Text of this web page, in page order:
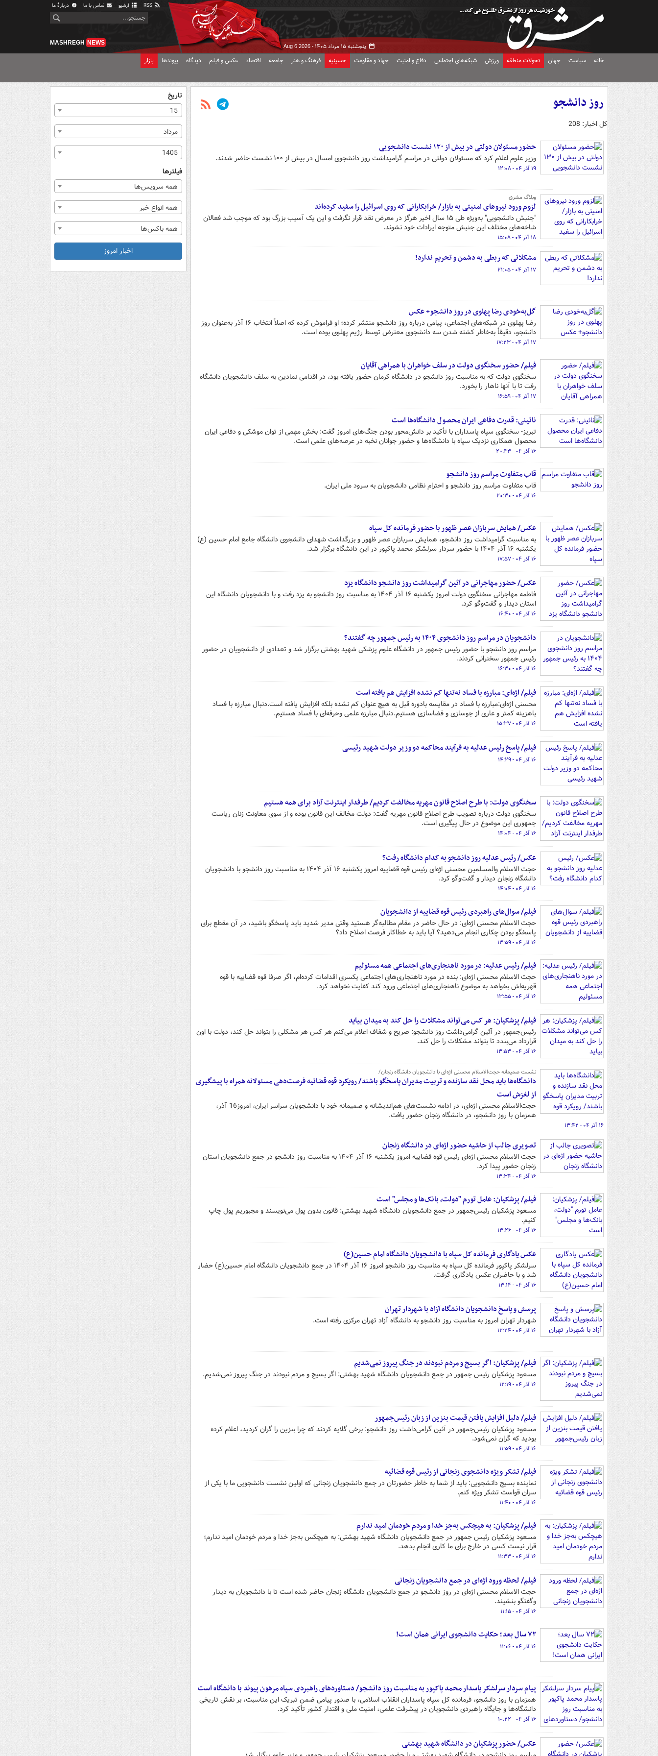
آرشیو تماس با ما دربارهٔ ما
پنجشنبه ۱۵ مرداد ۱۴۰۵ - Aug 6 2026
MASHREGH NEWS
خانه سیاست جهان تحولات منطقه ورزش شبکه‌های اجتماعی دفاع و امنیت جهاد و مقاومت حسینیه فرهنگ و هنر جامعه اقتصاد عکس و فیلم دیدگاه پیوندها بازار
روز دانشجو
کل اخبار: 208
حضور مسئولان دولتی در بیش از ۱۳۰ نشست دانشجویی
وزیر علوم اعلام کرد که مسئولان دولتی در مراسم گرامیداشت روز دانشجوی امسال در بیش از ۱۰۰ نشست حاضر شدند.
۱۹ آذر ۰۴ - ۱۲:۰۸
وبلاگ مشرق
لزوم ورود نیروهای امنیتی به بازار/ خرابکارانی که روی اسرائیل را سفید کرده‌اند
"جنبش دانشجویی" به‌ویژه طی ۱۵ سال اخیر هرگز در معرض نقد قرار نگرفت و این یک آسیب بزرگ بود که موجب شد فعالان
شاخه‌های مختلف این جنبش متوجه ایرادات خود نشوند.
۱۸ آذر ۰۴ - ۱۵:۰۸
مشکلاتی که ربطی به دشمن و تحریم ندارد!
۱۷ آذر ۰۴ - ۲۱:۰۵
گل‌به‌خودی رضا پهلوی در روز دانشجو+ عکس
رضا پهلوی در شبکه‌های اجتماعی، پیامی درباره روز دانشجو منتشر کرده؛ او فراموش کرده که اصلاً انتخاب ۱۶ آذر به‌عنوان روز
دانشجو، دقیقاً به‌خاطر کشته شدن سه دانشجوی معترض توسط رژیم پهلوی بوده است.
۱۷ آذر ۰۴ - ۱۷:۲۳
فیلم/ حضور سخنگوی دولت در سلف خواهران با همراهی آقایان
سخنگوی دولت که به مناسبت روز دانشجو در دانشگاه کرمان حضور یافته بود، در اقدامی نمادین به سلف دانشجویان دانشگاه
رفت تا با آنها ناهار را بخورد.
۱۷ آذر ۰۴ - ۱۶:۵۹
نائینی: قدرت دفاعی ایران محصول دانشگاه‌ها است
تبریز- سخنگوی سپاه پاسداران با تأکید بر دانش‌محور بودن جنگ‌های امروز گفت: بخش مهمی از توان موشکی و دفاعی ایران
محصول همکاری نزدیک سپاه با دانشگاه‌ها و حضور جوانان نخبه در عرصه‌های علمی است.
۱۶ آذر ۰۴ - ۲۰:۴۳
قاب متفاوت مراسم روز دانشجو
قاب متفاوت مراسم روز دانشجو و احترام نظامی دانشجویان به سرود ملی ایران.
۱۶ آذر ۰۴ - ۲۰:۳۰
عکس/ همایش سربازان عصر ظهور با حضور فرمانده کل سپاه
به مناسبت گرامیداشت روز دانشجو، همایش سربازان عصر ظهور و بزرگداشت شهدای دانشجوی دانشگاه جامع امام حسین (ع)
یکشنبه ۱۶ آذر ۱۴۰۴ با حضور سردار سرلشکر محمد پاکپور در این دانشگاه برگزار شد.
۱۶ آذر ۰۴ - ۱۷:۵۷
عکس/ حضور مهاجرانی در آئین گرامیداشت روز دانشجو دانشگاه یزد
فاطمه مهاجرانی سخنگوی دولت امروز یکشنبه ۱۶ آذر ۱۴۰۴ به مناسبت روز دانشجو به یزد رفت و با دانشجویان دانشگاه این
استان دیدار و گفت‌وگو کرد.
۱۶ آذر ۰۴ - ۱۶:۴۰
دانشجویان در مراسم روز دانشجوی ۱۴۰۴ به رئیس جمهور چه گفتند؟
مراسم روز دانشجو با حضور رئیس جمهور در دانشگاه علوم پزشکی شهید بهشتی برگزار شد و تعدادی از دانشجویان در حضور
رئیس جمهور سخنرانی کردند.
۱۶ آذر ۰۴ - ۱۶:۳۰
فیلم/ اژه‌ای: مبارزه با فساد نه‌تنها کم نشده افزایش هم یافته است
محسنی اژه‌ای:مبارزه با فساد در مقایسه بادوره قبل به هیچ عنوان کم نشده بلکه افزایش یافته است.دنبال مبارزه با فساد
باهزینه کمتر و عاری از جوسازی و فضاسازی هستیم.دنبال مبارزه علمی وحرفه‌ای با فساد هستیم.
۱۶ آذر ۰۴ - ۱۵:۳۷
فیلم/ پاسخ رئیس عدلیه به فرآیند محاکمه دو وزیر دولت شهید رئیسی
۱۶ آذر ۰۴ - ۱۴:۲۹
سخنگوی دولت: با طرح اصلاح قانون مهریه‌ مخالفت کردیم/‌ طرفدار اینترنت آزاد برای همه هستیم
سخنگوی دولت درباره تصویب طرح اصلاح قانون مهریه گفت: دولت مخالف این قانون بوده و از سوی معاونت زنان ریاست
جمهوری این موضوع در حال پیگیری است.
۱۶ آذر ۰۴ - ۱۴:۰۴
عکس/ رئیس عدلیه روز دانشجو به کدام دانشگاه رفت؟
حجت الاسلام والمسلمین محسنی اژه‌ای رئیس قوه قضاییه امروز یکشنبه ۱۶ آذر ۱۴۰۴ به مناسبت روز دانشجو با دانشجویان
دانشگاه زنجان دیدار و گفت‌وگو کرد.
۱۶ آذر ۰۴ - ۱۴:۰۴
فیلم/ سوال‌های راهبردی رئیس قوه قضاییه از دانشجویان
حجت الاسلام محسنی اژه‌ای: در حال حاضر در مقام مطالبه‌گر هستید وقتی مدیر شدید باید پاسخگو باشید، در آن مقطع برای
پاسخگو بودن چکاری انجام می‌دهید؟ آیا باید به خطاکار فرصت اصلاح داد؟
۱۶ آذر ۰۴ - ۱۳:۵۹
فیلم/ رئیس عدلیه: در مورد ناهنجاری‌های اجتماعی همه مسئولیم
حجت الاسلام محسنی اژه‌ای: بنده در مورد ناهنجاری‌های اجتماعی یکسری اقدامات کرده‌ام، اگر صرفا قوه قضاییه با قوه
قهریه‌اش بخواهد به موضوع ناهنجاری‌های اجتماعی ورود کند کفایت نخواهد کرد.
۱۶ آذر ۰۴ - ۱۳:۵۵
فیلم/ پزشکیان: هر کس می‌تواند مشکلات را حل کند به میدان بیاید
رئیس‌جمهور در آئین گرامی‌داشت روز دانشجو: صریح و شفاف اعلام می‌کنم هر کس هر مشکلی را بتواند حل کند، دولت با اون
قرارداد می‌بندد تا بتواند مشکلات را حل کند.
۱۶ آذر ۰۴ - ۱۳:۵۳
نشست صمیمانه حجت‌الاسلام محسنی اژه‌ای با دانشجویان دانشگاه زنجان/
دانشگاه‌ها باید محل نقد سازنده و تربیت مدیران پاسخگو باشند/ رویکرد قوه قضائیه فرصت‌دهی مسئولانه همراه با پیشگیری
از لغزش است
حجت‌الاسلام محسنی اژه‌ای، در ادامه نشست‌های هم‌اندیشانه و صمیمانه خود با دانشجویان سراسر ایران، امروز16 آذر،
همزمان با روز دانشجو، در دانشگاه زنجان حضور یافت.
۱۶ آذر ۰۴ - ۱۳:۴۲
تصویری جالب از حاشیه حضور اژه‌ای در دانشگاه زنجان
حجت الاسلام محسنی اژه‌ای رئیس قوه قضاییه امروز یکشنبه ۱۶ آذر ۱۴۰۴ به مناسبت روز دانشجو در جمع دانشجویان استان
زنجان حضور پیدا کرد.
۱۶ آذر ۰۴ - ۱۳:۳۴
فیلم/ پزشکیان: عامل تورم "دولت، بانک‌ها و مجلس" است
مسعود پزشکیان رئیس‌جمهور در جمع دانشجویان دانشگاه شهید بهشتی: قانون بدون پول می‌نویسند و مجبوریم پول چاپ
کنیم.
۱۶ آذر ۰۴ - ۱۳:۲۶
عکس یادگاری فرمانده کل سپاه با دانشجویان دانشگاه امام حسین(ع)
سرلشکر پاکپور فرمانده کل سپاه به مناسبت روز دانشجو امروز ۱۶ آذر ۱۴۰۴ در جمع دانشجویان دانشگاه امام حسین(ع) حضار
شد و با حاضران عکس یادگاری گرفت.
۱۶ آذر ۰۴ - ۱۳:۱۴
پرسش و پاسخ دانشجویان دانشگاه آزاد با شهردار تهران
شهردار تهران امروز به مناسبت روز دانشجو به دانشگاه آزاد تهران مرکزی رفته است.
۱۶ آذر ۰۴ - ۱۲:۲۴
فیلم/ پزشکیان: اگر بسیج و مردم نبودند در جنگ پیروز نمی‌شدیم
مسعود پزشکیان رئیس جمهور در جمع دانشجویان دانشگاه شهید بهشتی: اگر بسیج و مردم نبودند در جنگ پیروز نمی‌شدیم.
۱۶ آذر ۰۴ - ۱۲:۱۹
فیلم/ دلیل افزایش یافتن قیمت بنزین از زبان رئیس‌جمهور
مسعود پزشکیان رئیس‌جمهور در آئین گرامی‌داشت روز دانشجو: برخی گلایه کردند که چرا بنزین را گران کردید، اعلام کرده
بودید که گران نمی‌شود.
۱۶ آذر ۰۴ - ۱۱:۵۹
فیلم/ تشکر ویژه دانشجوی زنجانی از رئیس قوه قضائیه
نماینده بسیج دانشجویی: باید از شما به خاطر حضورتان در جمع دانشجویان زنجانی که اولین نشست دانشجویی ما با یکی از
سران قواست تشکر ویژه کنم.
۱۶ آذر ۰۴ - ۱۱:۴۰
فیلم/ پزشکیان: به هیچکس به‌جز خدا و مردم خودمان امید ندارم
مسعود پزشکیان رئیس جمهور در جمع دانشجویان دانشگاه شهید بهشتی: به هیچکس به‌جز خدا و مردم خودمان امید ندارم؛
قرار نیست کسی در خارج برای ما کاری انجام بدهد.
۱۶ آذر ۰۴ - ۱۱:۳۳
فیلم/ لحظه ورود اژه‌ای در جمع دانشجویان زنجانی
حجت الاسلام محسنی اژه‌ای در روز دانشجو در جمع دانشجویان دانشگاه زنجان حاضر شده است تا با دانشجویان به دیدار
وگفتگو بنشیند.
۱۶ آذر ۰۴ - ۱۱:۱۵
۷۲ سال بعد؛ حکایت دانشجوی ایرانی همان است!
۱۶ آذر ۰۴ - ۱۱:۰۶
پیام سردار سرلشکر پاسدار محمد پاکپور به مناسبت روز دانشجو/ دستاوردهای راهبردی سپاه مرهون پیوند با دانشگاه است
همزمان با روز دانشجو، فرمانده کل سپاه پاسداران انقلاب اسلامی، با صدور پیامی ضمن تبریک این مناسبت، بر نقش تاریخی
دانشگاه‌ها و جایگاه راهبردی دانشجویان در پیشرفت علمی، امنیت ملی و اقتدار کشور تأکید کرد.
۱۶ آذر ۰۴ - ۱۰:۲۲
عکس/ حضور پزشکیان در دانشگاه شهید بهشتی
تاریخ
15
مرداد
1405
فیلترها
همه سرویس‌ها
همه انواع خبر
همه باکس‌ها
اخبار امروز